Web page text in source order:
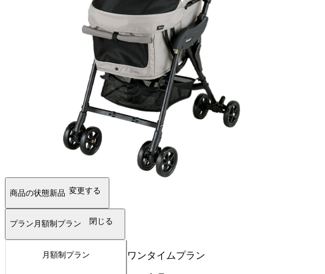
商品の状態新品 変更する
プラン 月額制プラン 閉じる
月額制プラン ワンタイムプラン